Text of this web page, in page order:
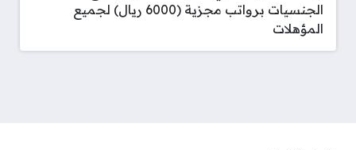
الجنسيات برواتب مجزية (6000 ريال) لجميع
المؤهلات